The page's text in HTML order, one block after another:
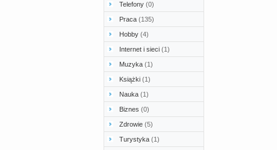
Telefony (0)
Praca (135)
Hobby (4)
Internet i sieci (1)
Muzyka (1)
Książki (1)
Nauka (1)
Biznes (0)
Zdrowie (5)
Turystyka (1)